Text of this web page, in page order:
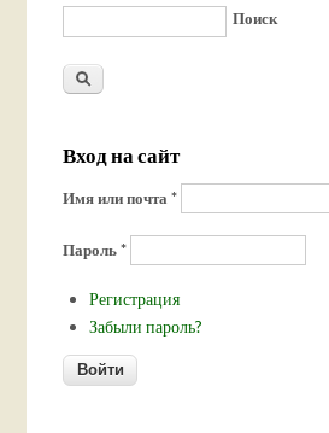
Поиск
Вход на сайт
Имя или почта*
Пароль*
Регистрация
Забыли пароль?